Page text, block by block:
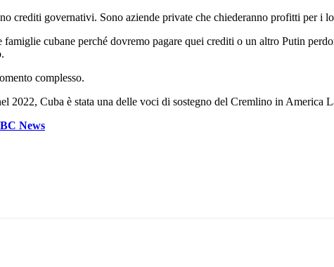
crediti governativi. Sono aziende private che chiederanno profitti per i
cubane perché dovremo pagare quei crediti o un altro Putin
complesso.
2022, Cuba è stata una delle voci di sostegno del Cremlino in America
News